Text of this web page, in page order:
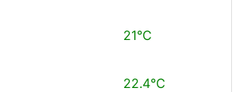
21°C
22.4°C